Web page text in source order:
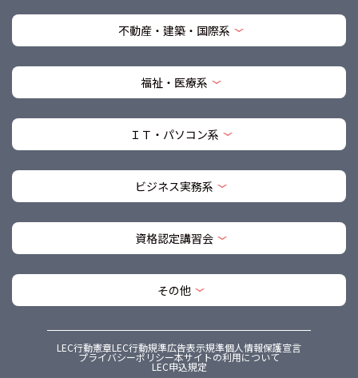
不動産・建築・国際系
福祉・医療系
ＩＴ・パソコン系
ビジネス実務系
資格認定講習会
その他
LEC行動憲章LEC行動規準広告表示規準個人情報保護宣言
プライバシーポリシー本サイトの利用について
LEC申込規定